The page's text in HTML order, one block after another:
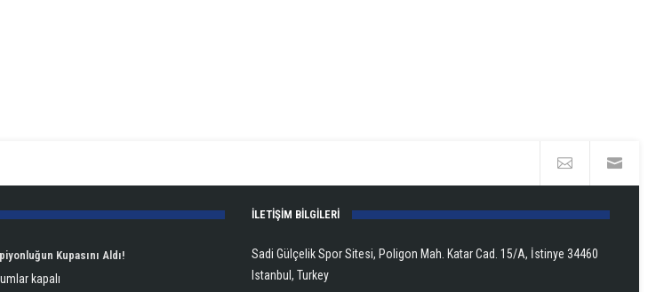
Kupasını Aldı!
kapalı
İLETİŞİM BİLGİLERİ
Sadi Gülçelik Spor Sitesi, Poligon Mah. Katar Cad. 15/A, İstinye 34460
Istanbul, Turkey